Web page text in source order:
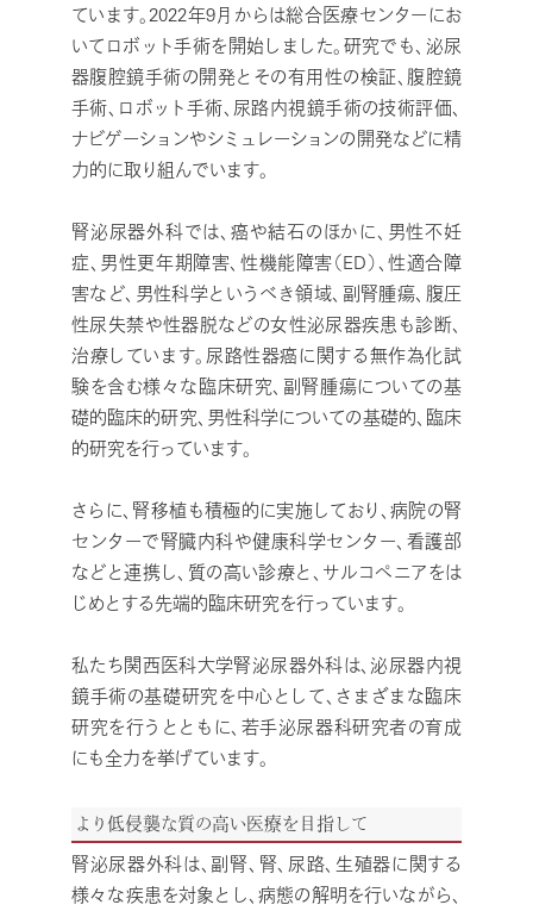
ています。2022年9月からは総合医療センターにお
いてロボット手術を開始しました。研究でも、泌尿
器腹腔鏡手術の開発とその有用性の検証、腹腔鏡
手術、ロボット手術、尿路内視鏡手術の技術評価、
ナビゲーションやシミュレーションの開発などに精
力的に取り組んでいます。
腎泌尿器外科では、癌や結石のほかに、男性不妊
症、男性更年期障害、性機能障害（ED）、性適合障
害など、男性科学というべき領域、副腎腫瘍、腹圧
性尿失禁や性器脱などの女性泌尿器疾患も診断、
治療しています。尿路性器癌に関する無作為化試
験を含む様々な臨床研究、副腎腫瘍についての基
礎的臨床的研究、男性科学についての基礎的、臨床
的研究を行っています。
さらに、腎移植も積極的に実施しており、病院の腎
センターで腎臓内科や健康科学センター、看護部
などと連携し、質の高い診療と、サルコペニアをは
じめとする先端的臨床研究を行っています。
私たち関西医科大学腎泌尿器外科は、泌尿器内視
鏡手術の基礎研究を中心として、さまざまな臨床
研究を行うとともに、若手泌尿器科研究者の育成
にも全力を挙げています。
より低侵襲な質の高い医療を目指して
腎泌尿器外科は、副腎、腎、尿路、生殖器に関する
様々な疾患を対象とし、病態の解明を行いながら、